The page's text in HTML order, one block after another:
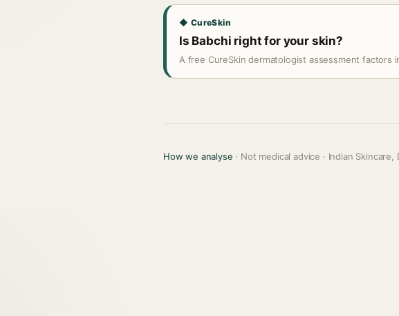
◆ CureSkin
Is Babchi right for your skin?
A free CureSkin dermatologist assessment factors
How we analyse · Not medical advice · Indian Skincare,